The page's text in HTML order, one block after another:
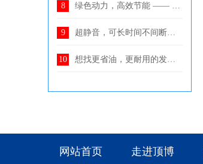
绿色动力，高效节能 —— 顶博智能高效柴油发电机组，节
超静音，可长时间不间断运行，320KW康明斯静音发电机组，
想找更省油，更耐用的发电机组？选上柴800KW柴油发电机组
网站首页 走进顶博